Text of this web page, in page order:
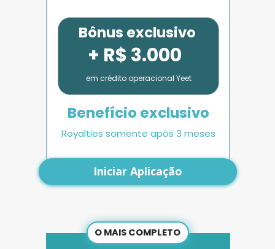
O MAIS COMPLETO
Iniciar Aplicação
Bônus exclusivo
+ R$ 3.000
em crédito operacional Yeet
Benefício exclusivo
Royalties somente após 3 meses